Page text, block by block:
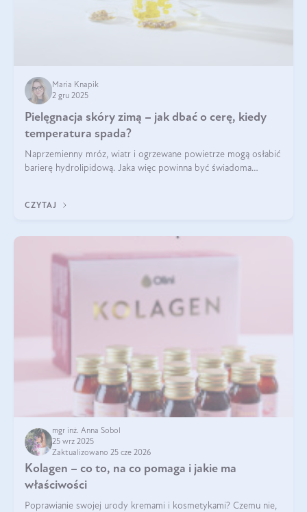
Maria Knapik
2 gru 2025
Pielęgnacja skóry zimą – jak dbać o cerę, kiedy
temperatura spada?
Naprzemienny mróz, wiatr i ogrzewane powietrze mogą osłabić
barierę hydrolipidową. Jaka więc powinna być świadoma
CZYTAJ
mgr inż. Anna Sobol
25 wrz 2025
Zaktualizowano 25 cze 2026
Kolagen – co to, na co pomaga i jakie ma
właściwości
Poprawianie swojej urody kremami i kosmetykami? Czemu nie,